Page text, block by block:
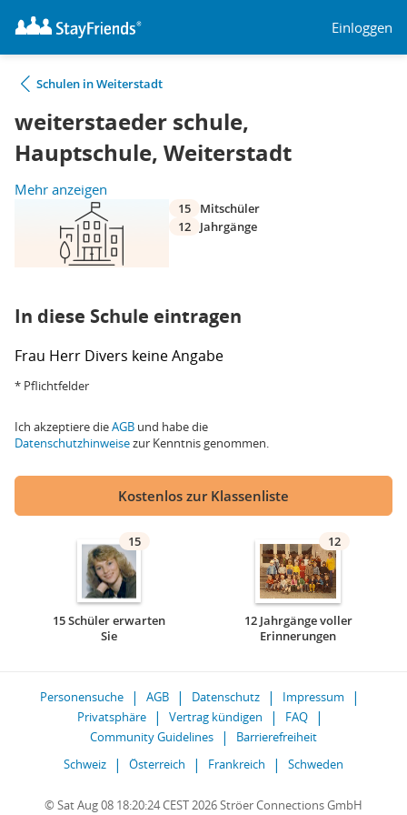
Einloggen
Schulen in Weiterstadt
weiterstaeder schule,
Hauptschule, Weiterstadt
Mehr anzeigen
15
Mitschüler
12
Jahrgänge
In diese Schule eintragen
Frau Herr Divers keine Angabe
* Pflichtfelder
Ich akzeptiere dieAGB und habe die
Datenschutzhinweisezur Kenntnis genommen.
Kostenlos zur Klassenliste
15
15 Schüler erwarten
Sie
12
12 Jahrgänge voller
Erinnerungen
Personensuche AGB Datenschutz
Impressum
Privatsphäre
Vertrag kündigen
FAQ
Community Guidelines
Barrierefreiheit
Schweiz
Österreich Frankreich Schweden
© Sat Aug 08 18:20:24 CEST 2026 Ströer Connections GmbH